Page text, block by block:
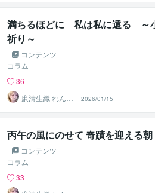
満ちるほどに 私は私に還る ～
祈り～
コンテンツ
コラム
36
廉清生織 れんせ
い さき
2026/01/15
丙午の風にのせて 奇蹟を迎える朝
コンテンツ
コラム
33